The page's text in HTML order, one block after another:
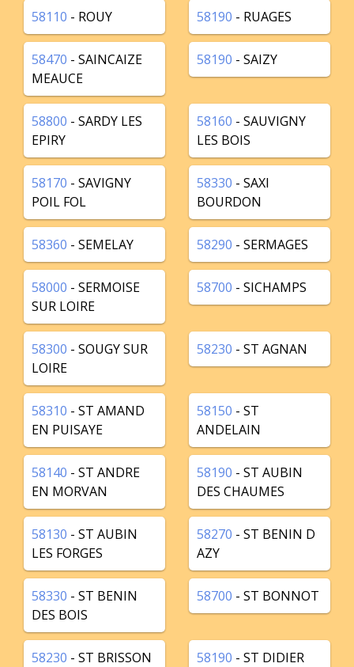
58110 - ROUY 58190 - RUAGES
58470 - SAINCAIZE
MEAUCE
58190 - SAIZY
58800 - SARDY LES
EPIRY
58160 - SAUVIGNY
LES BOIS
58170 - SAVIGNY
POIL FOL
58330 - SAXI
BOURDON
58360 - SEMELAY 58290 - SERMAGES
58000 - SERMOISE
SUR LOIRE
58700 - SICHAMPS
58300 - SOUGY SUR
LOIRE
58230 - ST AGNAN
58310 - ST AMAND
EN PUISAYE
58150 - ST
ANDELAIN
58140 - ST ANDRE
EN MORVAN
58190 - ST AUBIN
DES CHAUMES
58130 - ST AUBIN
LES FORGES
58270 - ST BENIN D
AZY
58330 - ST BENIN
DES BOIS
58700 - ST BONNOT
58230 - ST BRISSON 58190 - ST DIDIER